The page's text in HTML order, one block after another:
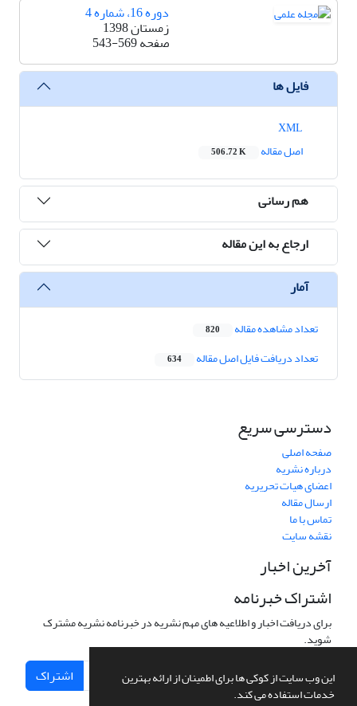
این وب سایت از کوکی ها برای اطمینان از ارائه بهترین
خدمات استفاده می کند.
دوره 16، شماره 4
زمستان 1398
صفحه543-569
فایل ها
اصل مقاله
506.72 K
هم رسانی
ارجاع به این مقاله
آمار
تعداد مشاهده مقاله 820
تعداد دریافت فایل اصل مقاله 634
دسترسی سریع
صفحه اصلی
درباره نشریه
اعضای هیات تحریریه
ارسال مقاله
تماس با ما
نقشه سایت
آخرین اخبار
اشتراک خبرنامه
برای دریافت اخبار و اطلاعیه های مهم نشریه در خبرنامه نشریه مشترک
شوید.
اشتراک